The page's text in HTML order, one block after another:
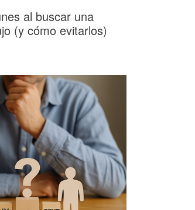
al buscar una
(y cómo evitarlos)